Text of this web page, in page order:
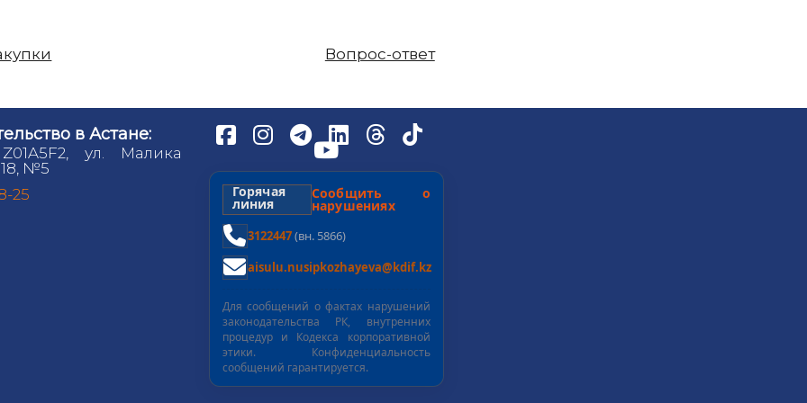
Вопрос-ответ
в Астане:
ул. Малика
№5
25
Горячая
линия
Сообщить о
нарушениях
3122447(вн. 5866)
aisulu.nusipkozhayeva@kdif.kz
Для сообщений о фактах нарушений
законодательства РК, внутренних
процедур и Кодекса корпоративной
этики. Конфиденциальность
сообщений гарантируется.